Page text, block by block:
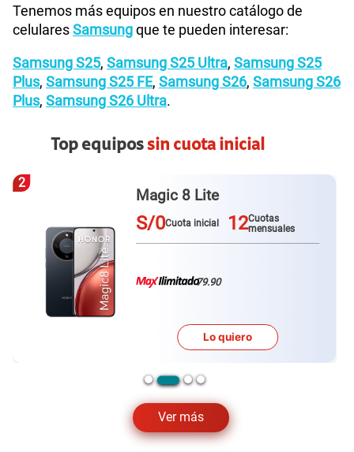
Tenemos más equipos en nuestro catálogo de
celularesSamsungque te pueden interesar:
Samsung S25, Samsung S25 Ultra, Samsung S25
Plus, Samsung S25 FE, Samsung S26, Samsung S26
Plus, Samsung S26 Ultra.
Top equipossin cuota inicial
Ver más
3
Galaxy A57
S/0Cuota inicial 12Cuotas
mensuales
79.90
Lo quiero